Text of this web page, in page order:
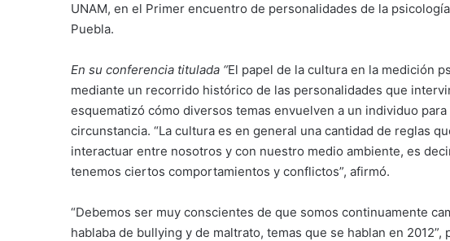
UNAM, en el Primer encuentro de personalidades de la
Puebla.
En su conferencia titulada “El papel de la cultura en la medición
mediante un recorrido histórico de las personalidades que
esquematizó cómo diversos temas envuelven a un individuo
circunstancia. “La cultura es en general una cantidad de reglas
interactuar entre nosotros y con nuestro medio ambiente, es
tenemos ciertos comportamientos y conflictos”, afirmó.
“Debemos ser muy conscientes de que somos continuamente
hablaba de bullying y de maltrato, temas que se hablan en